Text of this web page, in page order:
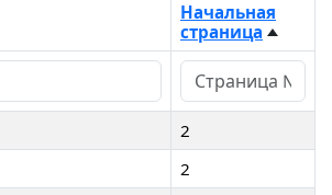
Начальная
страница
2
2